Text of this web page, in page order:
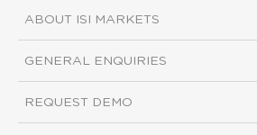
ABOUT ISI MARKETS
GENERAL ENQUIRIES
REQUEST DEMO